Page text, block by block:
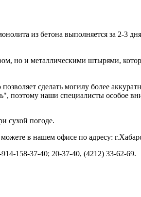
из бетона выполняется за 2-3
но и металлическими штырями,
сделать могилу более
поэтому наши специалисты особое
сухой погоде.
в нашем офисе по адресу:
158-37-40; 20-37-40, (4212) 33-62-69.